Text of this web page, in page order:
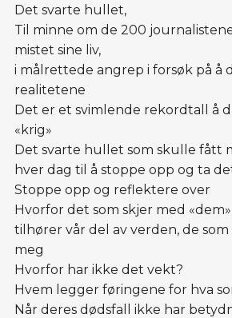
Det svarte hullet,
Til minne om de 200
mistet sine liv,
i målrettede angrep i forsøk på å
realitetene
Det er et svimlende rekordtall å
«krig»
Det svarte hullet som skulle fått
hver dag til å stoppe opp og ta
Stoppe opp og reflektere over
Hvorfor det som skjer med
tilhører vår del av verden, de
meg
Hvorfor har ikke det vekt?
Hvem legger føringene for hva
Når deres dødsfall ikke har